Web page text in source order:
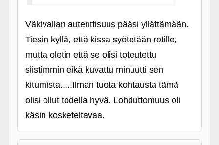
Väkivallan autenttisuus pääsi yllättämään.
Tiesin kyllä, että kissa syötetään rotille,
mutta oletin että se olisi toteutettu
siistimmin eikä kuvattu minuutti sen
kitumista.....Ilman tuota kohtausta tämä
olisi ollut todella hyvä. Lohduttomuus oli
käsin kosketeltavaa.